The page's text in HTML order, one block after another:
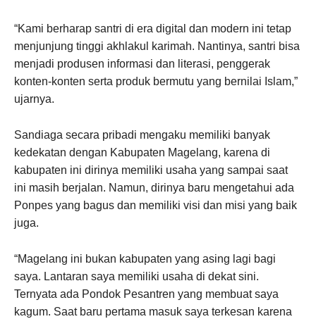
“Kami berharap santri di era digital dan modern ini tetap
menjunjung tinggi akhlakul karimah. Nantinya, santri bisa
menjadi produsen informasi dan literasi, penggerak
konten-konten serta produk bermutu yang bernilai Islam,”
ujarnya.
Sandiaga secara pribadi mengaku memiliki banyak
kedekatan dengan Kabupaten Magelang, karena di
kabupaten ini dirinya memiliki usaha yang sampai saat
ini masih berjalan. Namun, dirinya baru mengetahui ada
Ponpes yang bagus dan memiliki visi dan misi yang baik
juga.
“Magelang ini bukan kabupaten yang asing lagi bagi
saya. Lantaran saya memiliki usaha di dekat sini.
Ternyata ada Pondok Pesantren yang membuat saya
kagum. Saat baru pertama masuk saya terkesan karena